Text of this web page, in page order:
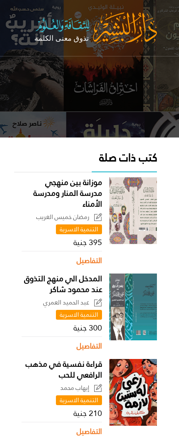
كتب ذات صلة
موزانة بين منهجي
مدرسة المنار ومدرسة
الأمناء
رمضان خميس الغريب
التنمية الاسرية
395 جنية
التفاصيل
المدخل الي منهج التذوق
عند محمود شاكر
عبد الحميد العمري
التنمية الاسرية
300 جنية
التفاصيل
قراءة نفسية في مذهب
الرافعي للحب
إيهاب محمد
التنمية الاسرية
210 جنية
التفاصيل